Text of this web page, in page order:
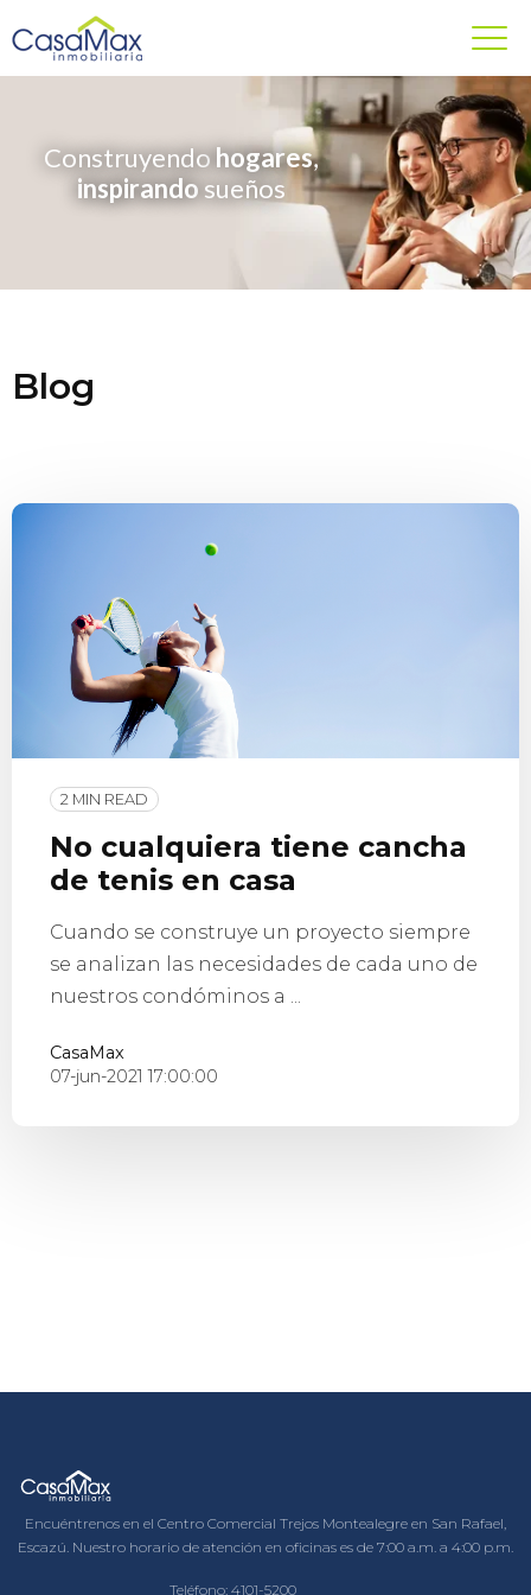
Construyendohogares,
inspirando sueños
Blog
2 MIN READ
No cualquiera tiene cancha
de tenis en casa
Cuando se construye un proyecto siempre
se analizan las necesidades de cada uno de
nuestros condóminos a ...
CasaMax
07-jun-2021 17:00:00
Encuéntrenos en el Centro Comercial Trejos Montealegre en San Rafael,
Escazú. Nuestro horario de atención en oficinas es de 7:00 a.m. a 4:00 p.m.
Teléfono: 4101-5200